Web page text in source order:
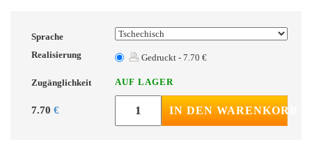
Sprache
Realisierung
Gedruckt - 7.70 €
Zugänglichkeit AUF LAGER
7.70 € IN DEN WARENKORB